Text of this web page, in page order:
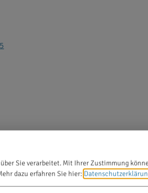
Sie verarbeitet. Mit Ihrer Zustimmung
dazu erfahren Sie hier: